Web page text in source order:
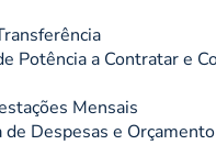
Potência a Contratar e
Mensais
de Despesas e